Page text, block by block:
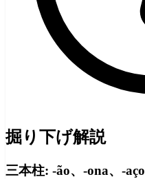
掘り下げ解説
三本柱: -ão、-ona、-aço